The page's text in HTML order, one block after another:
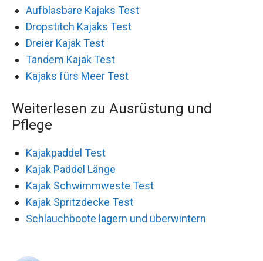
Aufblasbare Kajaks Test
Dropstitch Kajaks Test
Dreier Kajak Test
Tandem Kajak Test
Kajaks fürs Meer Test
Weiterlesen zu Ausrüstung und
Pflege
Kajakpaddel Test
Kajak Paddel Länge
Kajak Schwimmweste Test
Kajak Spritzdecke Test
Schlauchboote lagern und überwintern